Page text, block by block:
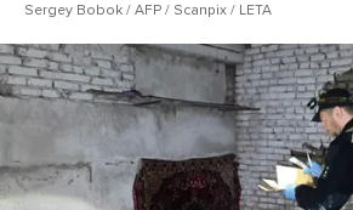
Sergey Bobok / AFP / Scanpix / LETA